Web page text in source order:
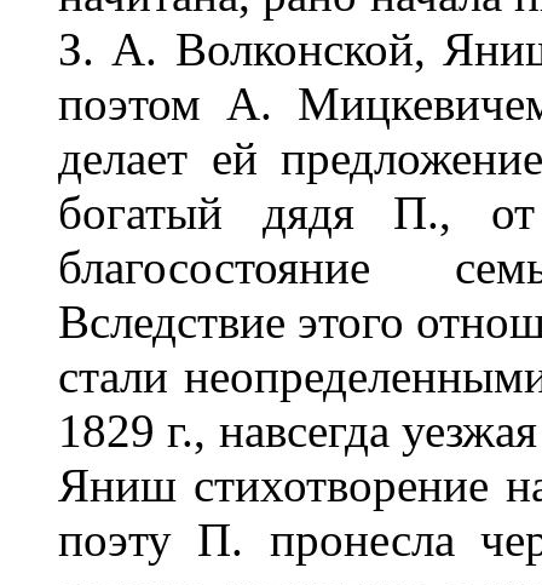
З. А. Волконской,
поэтом А.
делает ей
богатый дядя П., от
благосостояние
Вследствие этого
стали
1829 г., навсегда
Яниш стихотворение
поэту П. пронесла